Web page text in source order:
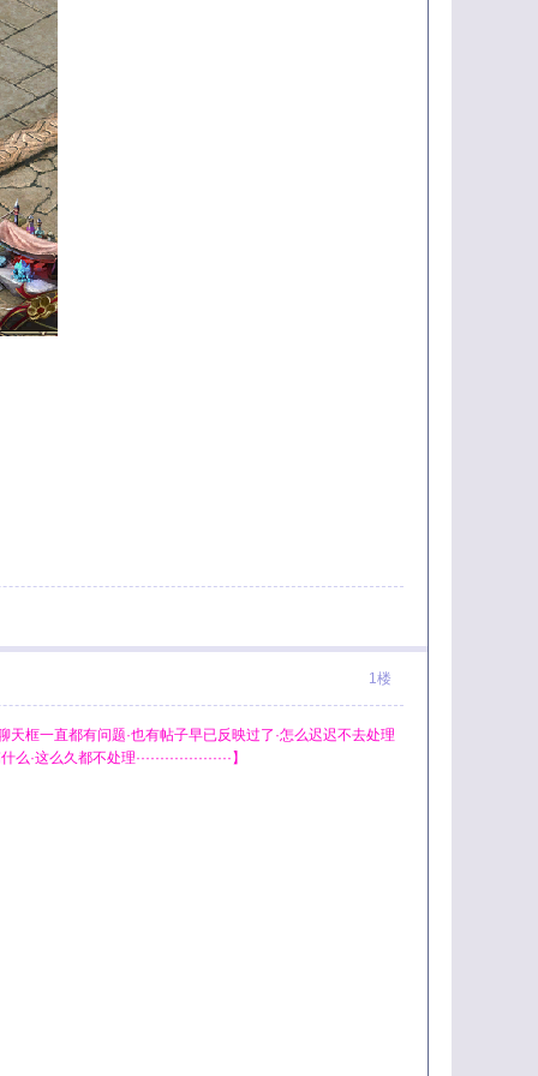
1楼
框一直都有问题·也有帖子早已反映过了·怎么迟迟不去处理
久都不处理····················】